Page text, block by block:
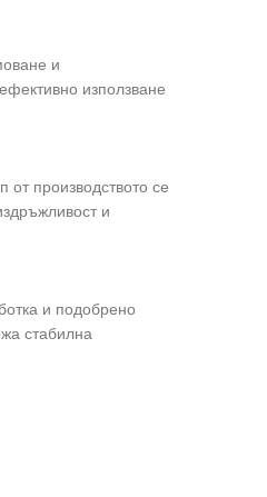
и
използване
от производството се
и
и подобрено
стабилна